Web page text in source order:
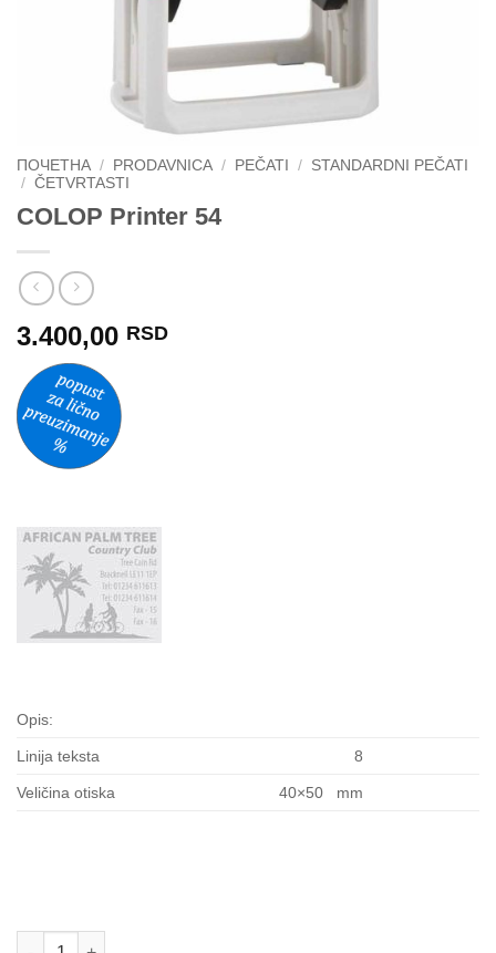
ПОЧЕТНА / PRODAVNICA / PEČATI / STANDARDNI PEČATI
/ ČETVRTASTI
COLOP Printer 54
3.400,00 RSD
Opis:
Linija teksta 8
Veličina otiska 40×50 mm
COLOP Printer 54 količina